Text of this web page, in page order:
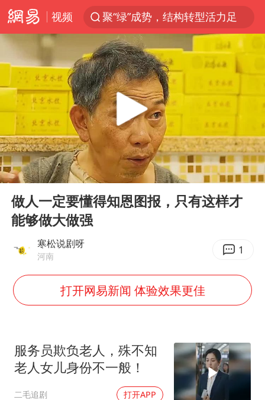
视频
聚“绿”成势，结构转型活力足
80后女柜员获聘4200亿银行副行长
印度暴发金迪普拉病毒
24小时不关空调 电费反而更低？
“梅姨”已是老年人 死刑或适用受限
“事业单位招聘不是人情买卖”
闪电劈中电线炸出一条火花
李亚鹏向地铁吐血女孩捐99999元
新华社权威快报|我国编制完成新版全月地质图
曝张一鸣下死命令：不依赖AI蒸馏技术
Play
00:00 06:00
做人一定要懂得知恩图报，只有这样才
能够做大做强
寒松说剧呀
河南 1
打开网易新闻 体验效果更佳
服务员欺负老人，殊不知
老人女儿身份不一般！
二毛追剧 打开APP